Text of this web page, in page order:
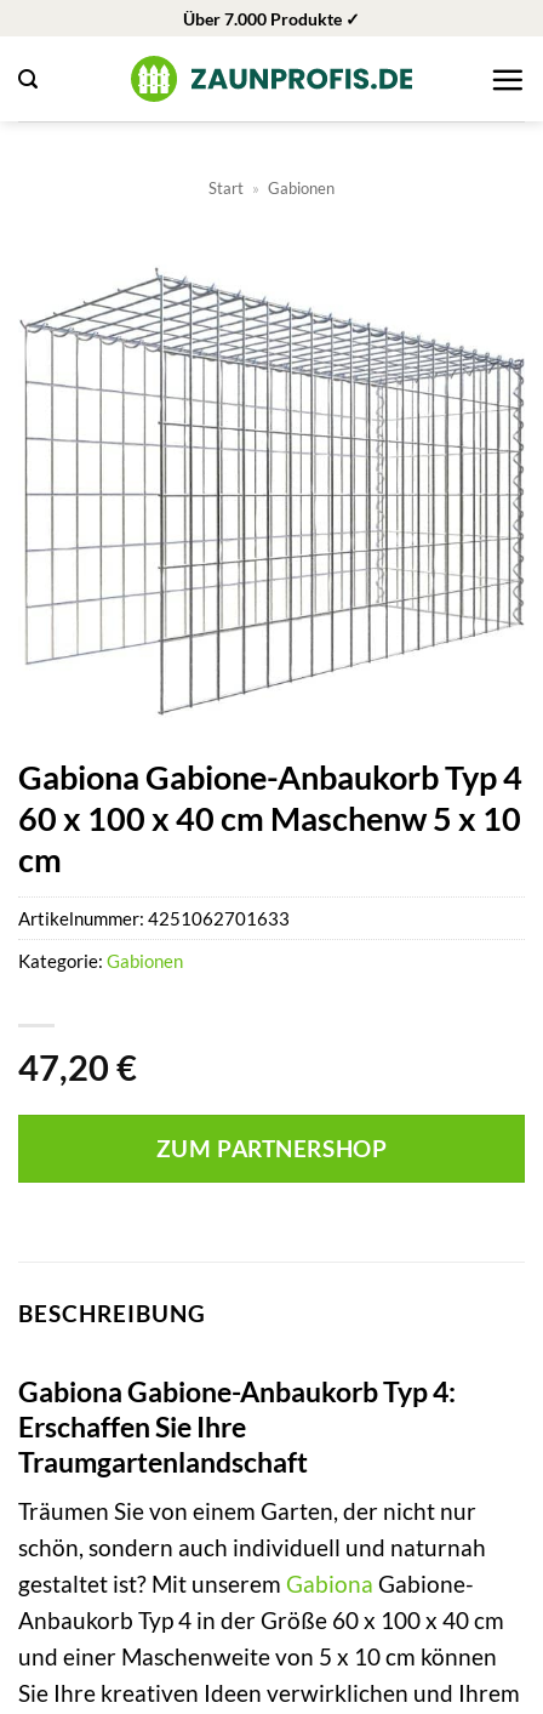
springen
Über 7.000 Produkte ✓
Start » Gabionen
Gabiona Gabione-Anbaukorb Typ 4
60 x 100 x 40 cm Maschenw 5 x 10
cm
47,20 €
ZUM PARTNERSHOP
Artikelnummer: 4251062701633
Kategorie: Gabionen
BESCHREIBUNG
Gabiona Gabione-Anbaukorb Typ 4:
Erschaffen Sie Ihre
Traumgartenlandschaft
Träumen Sie von einem Garten, der nicht nur
schön, sondern auch individuell und naturnah
gestaltet ist? Mit unserem Gabiona Gabione-
Anbaukorb Typ 4 in der Größe 60 x 100 x 40 cm
und einer Maschenweite von 5 x 10 cm können
Sie Ihre kreativen Ideen verwirklichen und Ihrem